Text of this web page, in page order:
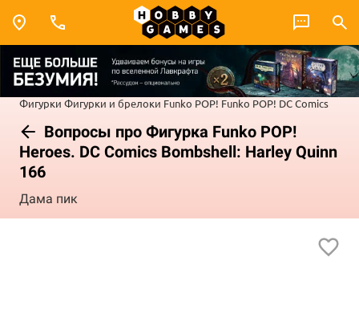
Фигурки Фигурки и брелоки Funko POP! Funko POP! DC Comics
Вопросы про Фигурка Funko POP!
Heroes. DC Comics Bombshell: Harley Quinn
166
Дама пик